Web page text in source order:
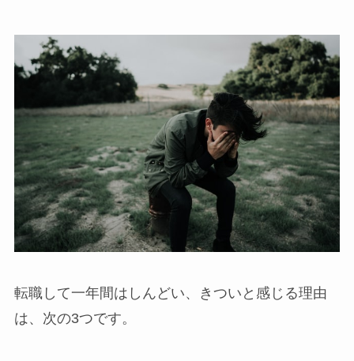
転職して一年間はしんどい、きついと感じる理由
は、次の3つです。